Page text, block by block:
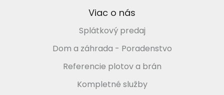
Viac o nás
Splátkový predaj
Dom a záhrada - Poradenstvo
Referencie plotov a brán
Kompletné služby